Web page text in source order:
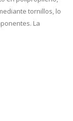
tornillos, lo
La